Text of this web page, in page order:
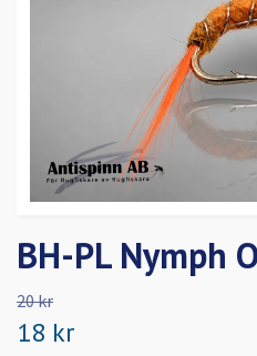
BH-PL Nymph
20 kr
18 kr